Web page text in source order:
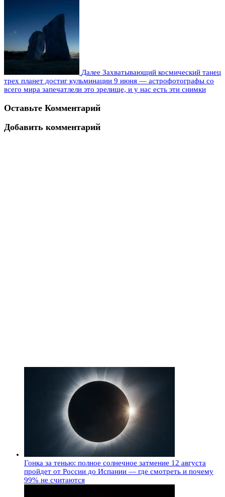
Далее Захватывающий космический танец
трех планет достиг кульминации 9 июня — астрофотографы со
всего мира запечатлели это зрелище, и у нас есть эти снимки
Оставьте Комментарий
Добавить комментарий
Гонка за тенью: полное солнечное затмение 12 августа
пройдет от России до Испании — где смотреть и почему
99% не считаются